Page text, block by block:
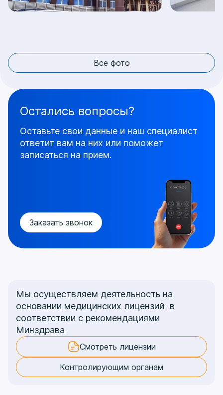
Все фото
Заказать звонок
Остались вопросы?
Оставьте свои данные и наш специалист
ответит вам на них или поможет
записаться на прием.
Мы осуществляем деятельность на
основании медицинских лицензий в
соответствии с рекомендациями
Минздрава
Смотреть лицензии
Контролирующим органам